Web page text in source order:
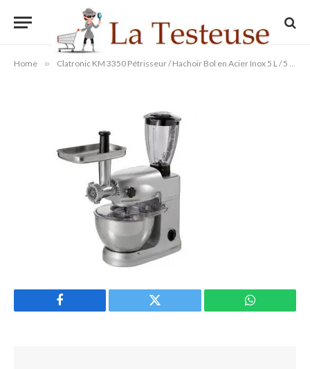
Home » Clatronic KM 3350 Pétrisseur / Hachoir Bol en Acier Inox 5 L / 5 kg 1000 W
ByAdministrateur
11/09/2014
Aucun commentaire
Facebook Twitter WhatsApp